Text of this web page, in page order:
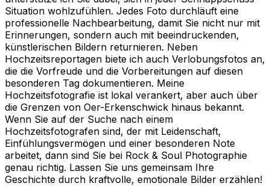
Situation wohlzufühlen. Jedes Foto durchläuft eine
professionelle Nachbearbeitung, damit Sie nicht nur mit
Erinnerungen, sondern auch mit beeindruckenden,
künstlerischen Bildern returnieren. Neben
Hochzeitsreportagen biete ich auch Verlobungsfotos an,
die die Vorfreude und die Vorbereitungen auf diesen
besonderen Tag dokumentieren. Meine
Hochzeitsfotografie ist lokal verankert, aber auch über
die Grenzen von Oer-Erkenschwick hinaus bekannt.
Wenn Sie auf der Suche nach einem
Hochzeitsfotografen sind, der mit Leidenschaft,
Einfühlungsvermögen und einer besonderen Note
arbeitet, dann sind Sie bei Rock & Soul Photographie
genau richtig. Lassen Sie uns gemeinsam Ihre
Geschichte durch kraftvolle, emotionale Bilder erzählen!